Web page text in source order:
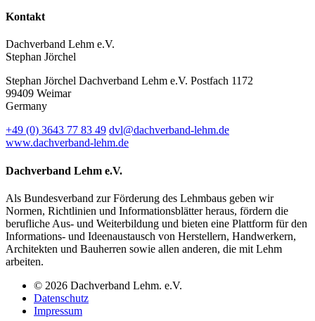
Kontakt
Dachverband Lehm e.V.
Stephan Jörchel
Stephan Jörchel Dachverband Lehm e.V. Postfach 1172
99409 Weimar
Germany
+49 (0) 3643 77 83 49 dvl@dachverband-lehm.de
www.dachverband-lehm.de
Dachverband Lehm e.V.
Als Bundesverband zur Förderung des Lehmbaus geben wir
Normen, Richtlinien und Informationsblätter heraus, fördern die
berufliche Aus- und Weiterbildung und bieten eine Plattform für den
Informations- und Ideenaustausch von Herstellern, Handwerkern,
Architekten und Bauherren sowie allen anderen, die mit Lehm
arbeiten.
© 2026 Dachverband Lehm. e.V.
Datenschutz
Impressum